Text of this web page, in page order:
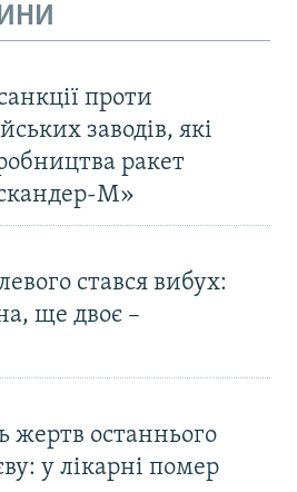
проти
заводів, які
ракет
М»
стався вибух:
ще двоє –
жертв останнього
у лікарні помер